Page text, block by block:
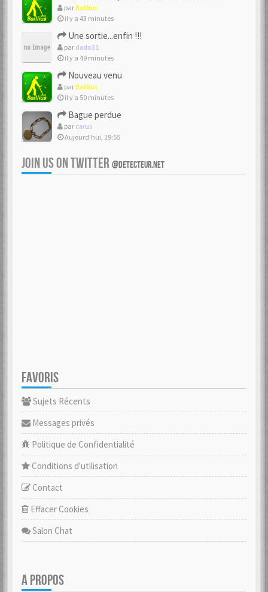
parBaillius
il y a 43 minutes
Une sortie...enfin !!!
par dado31
il y a 49 minutes
Nouveau venu
parBaillius
il y a 50 minutes
Bague perdue
par carus
Aujourd’hui, 19:55
JOIN US ON TWITTER @DETECTEUR.NET
FAVORIS
Sujets Récents
Messages privés
Politique de Confidentialité
Conditions d'utilisation
Contact
Effacer Cookies
Salon Chat
A PROPOS